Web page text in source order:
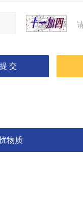
物质